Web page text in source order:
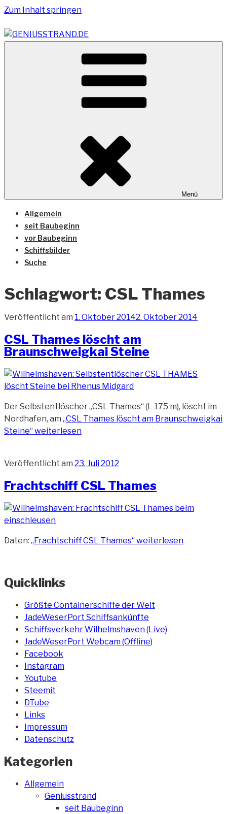
Zum Inhalt springen
GENIUSSTRAND.DE
Vom Geniusstrand zum JadeWeserPort/Container
Terminal Wilhelmshaven
Menü
Allgemein
seit Baubeginn
vor Baubeginn
Schiffsbilder
Suche
Schlagwort: CSL Thames
Veröffentlicht am 1. Oktober 20142. Oktober 2014
CSL Thames löscht am
Braunschweigkai Steine
Der Selbstentlöscher „CSL Thames“ (L 175 m), löscht im
Nordhafen, am „CSL Thames löscht am Braunschweigkai
Steine“weiterlesen
Veröffentlicht am 23. Juli 2012
Frachtschiff CSL Thames
Daten: „Frachtschiff CSL Thames“weiterlesen
Quicklinks
Größte Containerschiffe der Welt
JadeWeserPort Schiffsankünfte
Schiffsverkehr Wilhelmshaven (Live)
JadeWeserPort Webcam (Offline)
Facebook
Instagram
Youtube
Steemit
DTube
Links
Impressum
Datenschutz
Kategorien
Allgemein
Geniusstrand
seit Baubeginn